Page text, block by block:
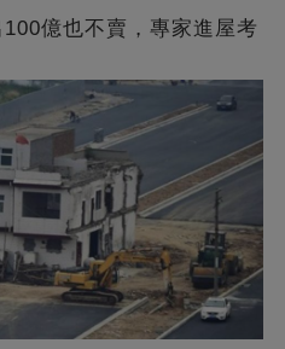
億也不賣，專家進屋考